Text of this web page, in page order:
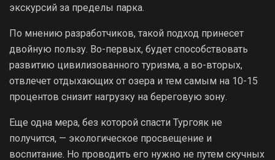
экскурсий за пределы парка.
По мнению разработчиков, такой подход принесет
двойную пользу. Во-первых, будет способствовать
развитию цивилизованного туризма, а во-вторых,
отвлечет отдыхающих от озера и тем самым на 10-15
процентов снизит нагрузку на береговую зону.
Еще одна мера, без которой спасти Тургояк не
получится, — экологическое просвещение и
воспитание. Но проводить его нужно не путем скучных